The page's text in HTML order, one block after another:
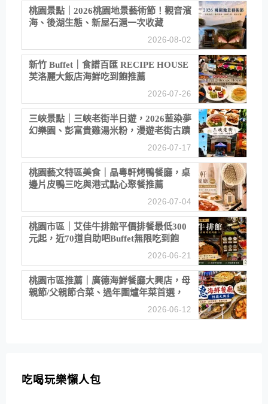
桃園景點｜2026桃園地景藝術節！觀音濱
海、後湖生態、新屋石滬一次收藏
2026-08-02
新竹 Buffet｜食譜百匯 RECIPE HOUSE
芙洛麗大飯店海鮮吃到飽推薦
2026-07-26
三峽景點｜三峽老街半日遊，2026藍染夢
幻樂園、彭富貴雞湯米粉，漫遊老街古蹟
2026-07-17
桃園藝文特區美食｜晶粵軒烤鴨餐廳，桌
邊片皮鴨三吃與港式點心聚餐推薦
2026-07-04
桃園市區｜艾佳牛排館平價排餐最低300
元起，近70道自助吧Buffet無限吃到飽
2026-06-21
桃園市區推薦｜廣德海鮮餐廳大興店，母
親節/父親節合菜、過年圍爐年菜首選，
2026-06-12
吃喝玩樂懶人包